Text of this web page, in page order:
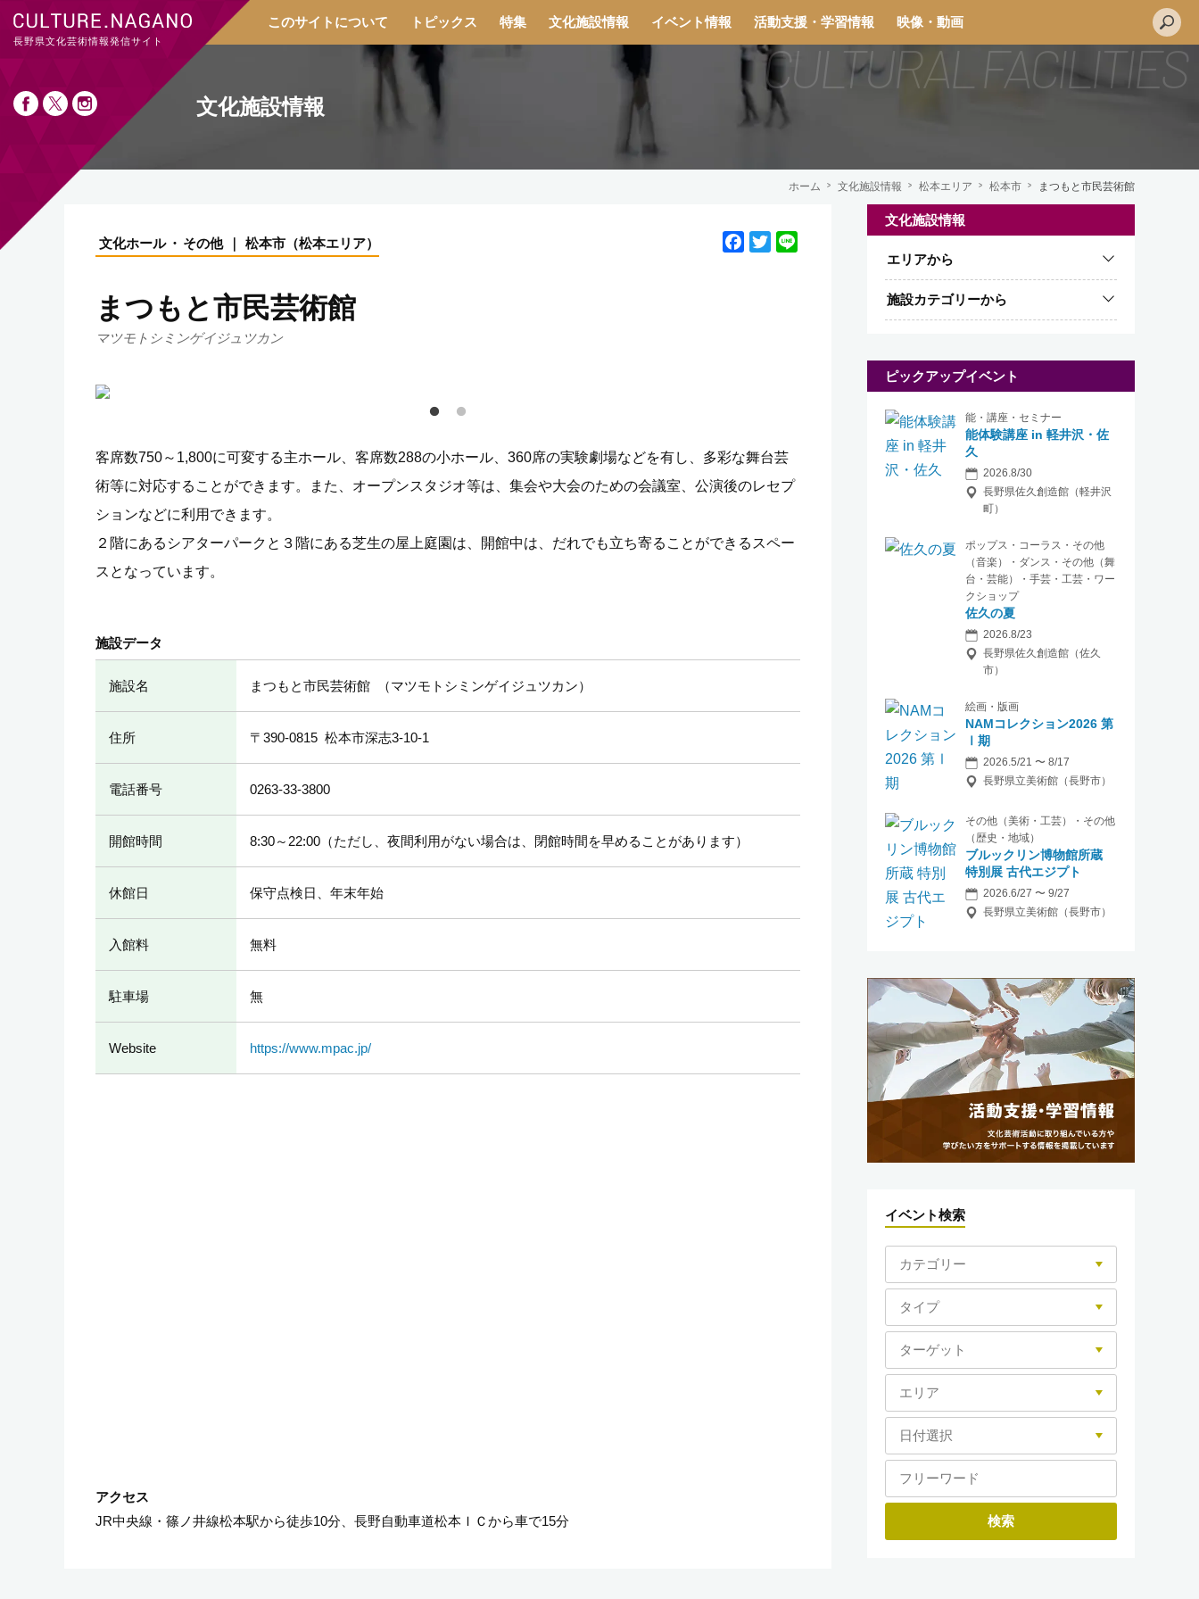
長野県文化芸術情報発信サイト
このサイトについて トピックス 特集 文化施設情報 イベント情報 活動支援・学習情報 映像・動画
文化施設情報
ホーム 文化施設情報 松本エリア 松本市 まつもと市民芸術館
文化ホール その他 松本市 （松本エリア）
F
T
まつもと市民芸術館
マツモトシミンゲイジュツカン
客席数750～1,800に可変する主ホール、客席数288の小ホール、360席の実験劇場などを有し、多彩な舞台芸
術等に対応することができます。また、オープンスタジオ等は、集会や大会のための会議室、公演後のレセプ
ションなどに利用できます。
２階にあるシアターパークと３階にある芝生の屋上庭園は、開館中は、だれでも立ち寄ることができるスペー
スとなっています。
施設データ
施設名 まつもと市民芸術館 マツモトシミンゲイジュツカン
住所 〒390-0815 松本市深志3-10-1
電話番号 0263-33-3800
開館時間 8:30～22:00（ただし、夜間利用がない場合は、閉館時間を早めることがあります）
休館日 保守点検日、年末年始
入館料 無料
駐車場 無
Website https://www.mpac.jp/
JR中央線・篠ノ井線松本駅から徒歩10分、長野自動車道松本ＩＣから車で15分
文化施設情報
エリアから
施設カテゴリーから
ピックアップイベント
能・講座・セミナー
能体験講座 in 軽井沢・佐
久
2026.8/30
長野県佐久創造館（軽井沢
町）
ポップス・コーラス・その他
（音楽）・ダンス・その他（舞
台・芸能）・手芸・工芸・ワー
クショップ
佐久の夏
2026.8/23
長野県佐久創造館（佐久
市）
絵画・版画
NAMコレクション2026 第
Ⅰ期
2026.5/21 〜 8/17
長野県立美術館（長野市）
その他（美術・工芸）・その他
（歴史・地域）
ブルックリン博物館所蔵
特別展 古代エジプト
2026.6/27 〜 9/27
長野県立美術館（長野市）
イベント検索